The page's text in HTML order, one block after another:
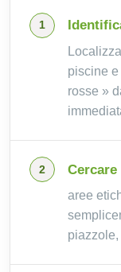
piscine
rosse »
aree